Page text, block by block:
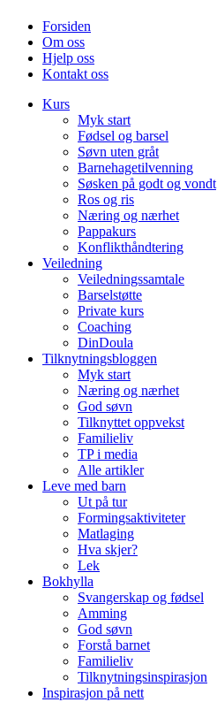
Forsiden
Om oss
Hjelp oss
Kontakt oss
Kurs
Myk start
Fødsel og barsel
Søvn uten gråt
Barnehagetilvenning
Søsken på godt og vondt
Ros og ris
Næring og nærhet
Pappakurs
Konflikthåndtering
Veiledning
Veiledningssamtale
Barselstøtte
Private kurs
Coaching
DinDoula
Tilknytningsbloggen
Myk start
Næring og nærhet
God søvn
Tilknyttet oppvekst
Familieliv
TP i media
Alle artikler
Leve med barn
Ut på tur
Formingsaktiviteter
Matlaging
Hva skjer?
Lek
Bokhylla
Svangerskap og fødsel
Amming
God søvn
Forstå barnet
Familieliv
Tilknytningsinspirasjon
Inspirasjon på nett